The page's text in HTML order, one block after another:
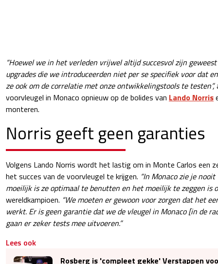
“Hoewel we in het verleden vrijwel altijd succesvol zijn
upgrades die we introduceerden niet per se specifiek voor dat
ze ook om de correlatie met onze ontwikkelingstools te testen”,
voorvleugel in Monaco opnieuw op de bolides van Lando Norris
monteren.
Norris geeft geen garanties
Volgens Lando Norris wordt het lastig om in Monte Carlos een
het succes van de voorvleugel te krijgen. “In Monaco zie je
moeilijk is ze optimaal te benutten en het moeilijk te zeggen is
wereldkampioen. “We moeten er gewoon voor zorgen dat het
werkt. Er is geen garantie dat we de vleugel in Monaco [in de
gaan er zeker tests mee uitvoeren.”
Lees ook
Rosberg is 'compleet gekke' Verstappen